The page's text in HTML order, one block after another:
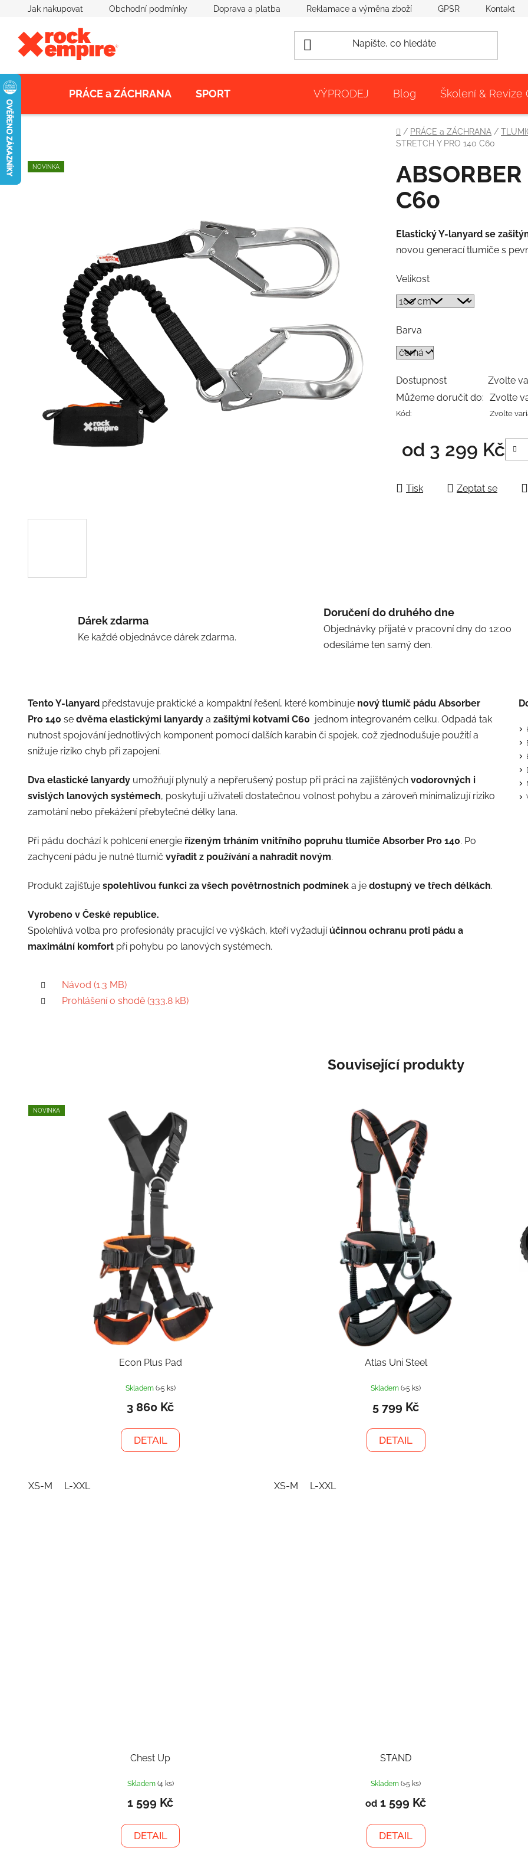
obsah
Jak nakupovat Obchodní podmínky Doprava a platba Reklamace a výměna zboží GPSR Kontakt
PRÁCE a ZÁCHRANA SPORT VÝPRODEJ Blog Školení & Revize
Domů
/ PRÁCE a ZÁCHRANA /
STRETCH Y PRO 140 C60
C60
Elastický Y-lanyard se
novou generací tlumiče s
Velikost
Barva
Dostupnost
Zvolte
Můžeme doručit do: Zvolte
Kód: Zvolte
od 3 299 Kč
Tisk Zeptat se
NOVINKA
Dárek zdarma
Ke každé objednávce dárek zdarma.
Doručení do druhého dne
Objednávky přijaté v pracovní dny do 12:00
odesíláme ten samý den.
Tento Y-lanyardpředstavuje praktické a kompaktní řešení, které kombinuje nový tlumič pádu Absorber
Pro 140 se dvěma elastickými lanyardya zašitými kotvami C60 jednom integrovaném celku. Odpadá tak
nutnost spojování jednotlivých komponent pomocí dalších karabin či spojek, což zjednodušuje použití a
snižuje riziko chyb při zapojení.
Dva elastické lanyardyumožňují plynulý a nepřerušený postup při práci na zajištěných vodorovných i
svislých lanových systémech, poskytují uživateli dostatečnou volnost pohybu a zároveň minimalizují riziko
zamotání nebo překážení přebytečné délky lana.
Při pádu dochází k pohlcení energie řízeným trháním vnitřního popruhu tlumiče Absorber Pro 140. Po
zachycení pádu je nutné tlumič vyřadit z používání a nahradit novým.
Produkt zajišťuje spolehlivou funkci za všech povětrnostních podmíneka je dostupný ve třech délkách.
Vyrobeno v České republice.
Spolehlivá volba pro profesionály pracující ve výškách, kteří vyžadujíúčinnou ochranu proti pádu a
maximální komfortpři pohybu po lanových systémech.
Návod (1.3 MB)
Prohlášení o shodě (333.8 kB)
Související produkty
NOVINKA
Econ Plus Pad
Skladem (>5 ks)
3 860 Kč
DETAIL
XS-M L-XXL
Atlas Uni Steel
Skladem(>5 ks)
5 799 Kč
DETAIL
XS-M L-XXL
Chest Up
Skladem (4 ks)
1 599 Kč
DETAIL
STAND
Skladem(>5 ks)
od 1 599 Kč
DETAIL